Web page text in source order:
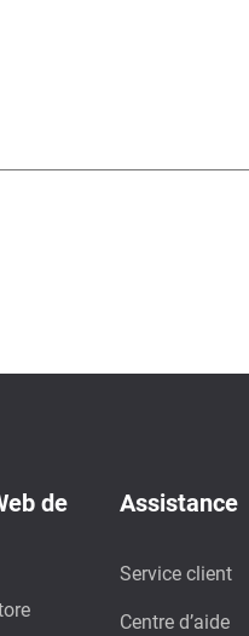
de
Assistance
Service client
Centre d’aide